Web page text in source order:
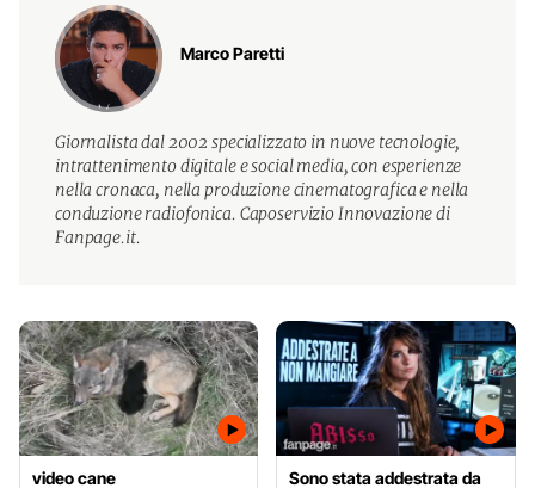
Marco Paretti
Giornalista dal 2002 specializzato in nuove tecnologie,
intrattenimento digitale e social media, con esperienze
nella cronaca, nella produzione cinematografica e nella
conduzione radiofonica. Caposervizio Innovazione di
Fanpage.it.
video cane
Sono stata addestrata da